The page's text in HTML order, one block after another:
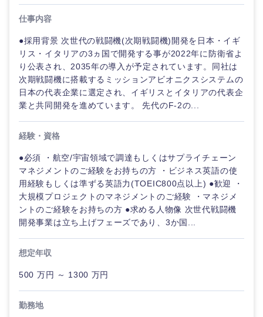
仕事内容
●採用背景 次世代の戦闘機(次期戦闘機)開発を日本・イギ
リス・イタリアの3ヵ国で開発する事が2022年に防衛省よ
り公表され、2035年の導入が予定されています。同社は
次期戦闘機に搭載するミッションアビオニクスシステムの
日本の代表企業に選定され、イギリスとイタリアの代表企
業と共同開発を進めています。 先代のF-2の...
経験・資格
●必須 ・航空/宇宙領域で調達もしくはサプライチェーン
マネジメントのご経験をお持ちの方 ・ビジネス英語の使
用経験もしくは準ずる英語力(TOEIC800点以上) ●歓迎 ・
大規模プロジェクトのマネジメントのご経験 ・マネジメ
ントのご経験をお持ちの方 ●求める人物像 次世代戦闘機
開発事業は立ち上げフェーズであり、3か国...
想定年収
500 万円 ～ 1300 万円
勤務地